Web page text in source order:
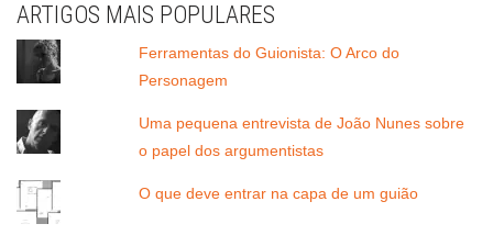
ARTIGOS MAIS POPULARES
Ferramentas do Guionista: O Arco do
Personagem
Uma pequena entrevista de João Nunes sobre
o papel dos argumentistas
O que deve entrar na capa de um guião